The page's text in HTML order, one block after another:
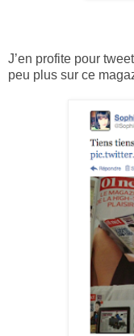
J’en profite pour
peu plus sur ce